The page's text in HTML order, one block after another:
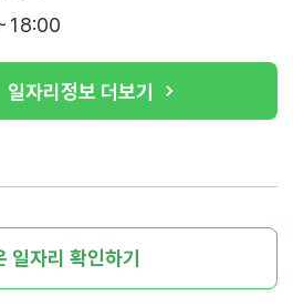
일자리정보 더보기
일자리 확인하기